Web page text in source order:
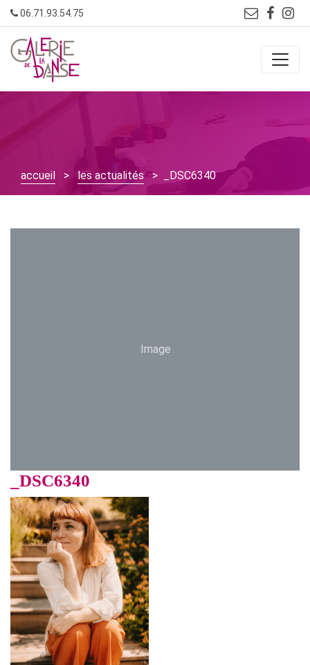
Skip
to
content
06.71.93.54.75
accueil > les actualités > _DSC6340
Image
_DSC6340